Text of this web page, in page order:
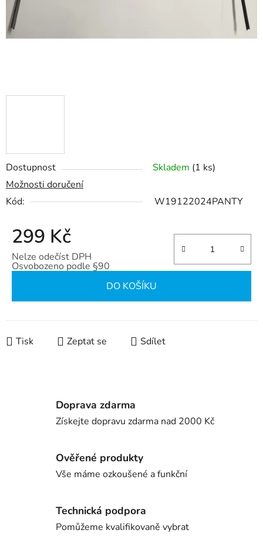
Dostupnost Skladem (1 ks)
Možnosti doručení
Kód:
W19122024PANTY
299 Kč
Nelze odečíst DPH
Osvobozeno podle §90
DO KOŠÍKU
Tisk Zeptat se Sdílet
Doprava zdarma
Získejte dopravu zdarma nad 2000 Kč
Ověřené produkty
Vše máme ozkoušené a funkční
Technická podpora
Pomůžeme kvalifikovaně vybrat